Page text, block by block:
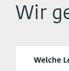
Wir
Welche